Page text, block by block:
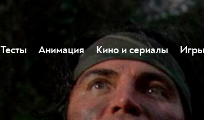
Тесты Анимация Кино и сериалы Игры